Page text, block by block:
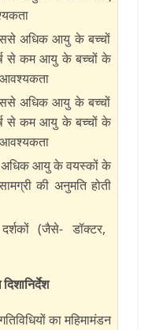
अधिक आयु के बच्चों
से कम आयु के बच्चों के
आवश्यकता
अधिक आयु के बच्चों
से कम आयु के बच्चों के
आवश्यकता
अधिक आयु के वयस्कों के
की अनुमति होती
(जैसे- डॉक्टर,
का महिमामंडन